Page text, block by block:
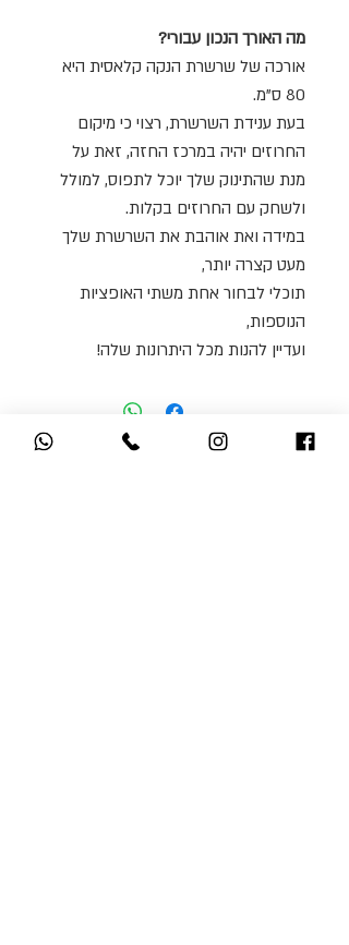
מה האורך הנכון עבורי?
אורכה של שרשרת הנקה קלאסית היא
80 ס"מ.
בעת ענידת השרשרת, רצוי כי מיקום
החרוזים יהיה במרכז החזה, זאת על
מנת שהתינוק שלך יוכל לתפוס, למולל
ולשחק עם החרוזים בקלות.
במידה ואת אוהבת את השרשרת שלך
מעט קצרה יותר,
תוכלי לבחור אחת משתי האופציות
הנוספות,
ועדיין להנות מכל היתרונות שלה!